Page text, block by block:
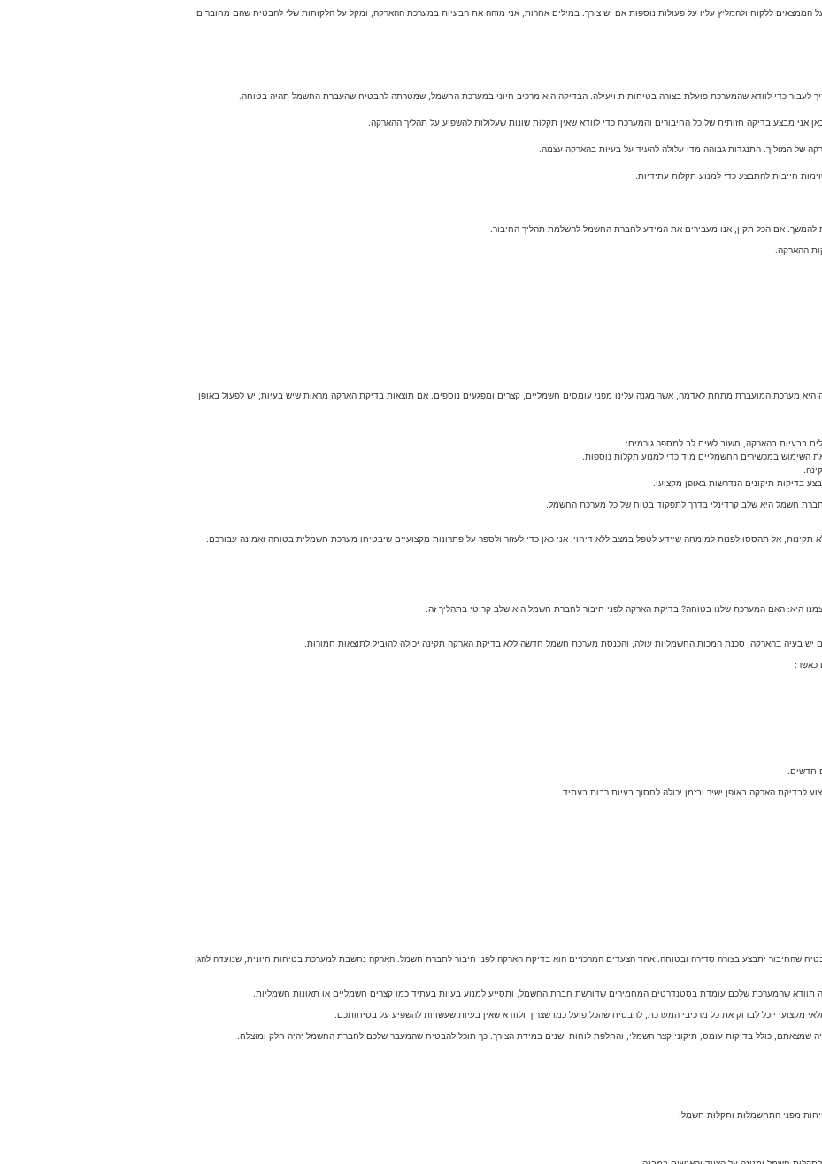
הממצאים ללקוח ולהמליץ עליו על פעולות נוספות אם יש צורך. במילים אחרות, אני מזהה את הבעיות במערכת ההארקה, ומקל על הלקוחות שלי להבטיח שהם מחוברים
כדי לוודא שהמערכת פועלת בצורה בטיחותית ויעילה. הבדיקה היא מרכיב חיוני במערכת החשמל, שמטרתה להבטיח שהעברת החשמל תהיה בטוחה.
ההארקה.
מערכת המועברת מתחת לאדמה, אשר מגנה עלינו מפני עומסים חשמליים, קצרים ומפגעים נוספים. אם תוצאות בדיקת הארקה מראות שיש בעיות, יש לפעול באופן
בבעיות בהארקה, חשוב לשים לב למספר גורמים:
חשמל היא שלב קרדינלי בדרך לתפקוד בטוח של כל מערכת החשמל.
אל תהססו לפנות למומחה שיידע לטפל במצב ללא דיחוי. אני כאן כדי לעזור ולספר על פתרונות מקצועיים שיבטיחו מערכת חשמלית בטוחה ואמינה עבורכם.
היא: האם המערכת שלנו בטוחה? בדיקת הארקה לפני חיבור לחברת חשמל היא שלב קריטי בתהליך זה.
בעיה בהארקה, סכנת המכות החשמליות עולה, והכנסת מערכת חשמל חדשה ללא בדיקת הארקה תקינה יכולה להוביל לתוצאות חמורות.
כאשר:
הארקה באופן ישיר ובזמן יכולה לחסוך בעיות רבות בעתיד.
יתבצע בצורה סדירה ובטוחה. אחד הצעדים המרכזיים הוא בדיקת הארקה לפני חיבור לחברת חשמל. הארקה נחשבת למערכת בטיחות חיונית, שנועדה להגן
שהמערכת שלכם עומדת בסטנדרטים המחמירים שדורשת חברת החשמל, ותסייע למנוע בעיות בעתיד כמו קצרים חשמליים או תאונות חשמליות.
יוכל לבדוק את כל מרכיבי המערכת, להבטיח שהכל פועל כמו שצריך ולוודא שאין בעיות שעשויות להשפיע על בטיחותכם.
כולל בדיקות עומס, תיקוני קצר חשמלי, והחלפת לוחות ישנים במידת הצורך. כך תוכל להבטיח שהמעבר שלכם לחברת החשמל יהיה חלק ומוצלח.
מפני התחשמלות ותקלות חשמל.